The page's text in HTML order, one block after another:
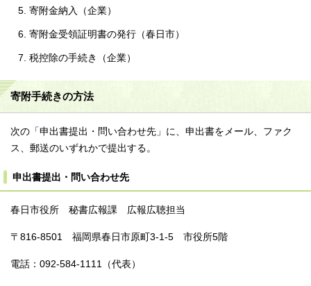
寄附金納入（企業）
寄附金受領証明書の発行（春日市）
税控除の手続き（企業）
寄附手続きの方法
次の「申出書提出・問い合わせ先」に、申出書をメール、ファク
ス、郵送のいずれかで提出する。
申出書提出・問い合わせ先
春日市役所 秘書広報課 広報広聴担当
〒816-8501 福岡県春日市原町3‐1‐5 市役所5階
電話：092-584-1111（代表）